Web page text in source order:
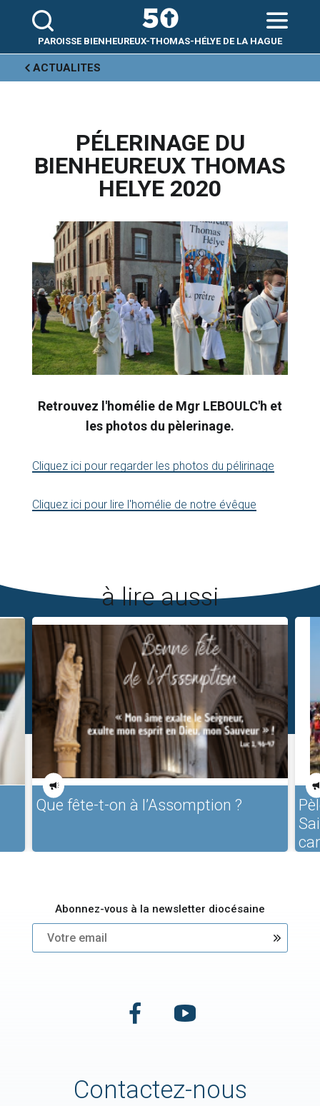
personnels
PAROISSE BIENHEUREUX-THOMAS-HÉLYE DE LA HAGUE
ACTUALITES
PÉLERINAGE DU
BIENHEUREUX THOMAS
HELYE 2020
Retrouvez l'homélie de Mgr LEBOULC'h et
les photos du pèlerinage.
Cliquez ici pour regarder les photos du pélirinage
Cliquez ici pour lire l'homélie de notre évêque
à lire aussi
Que fête-t-on à l’Assomption ?
Abonnez-vous à la newsletter diocésaine
Contactez-nous